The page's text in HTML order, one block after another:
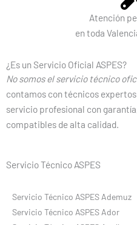
Atención
en toda
¿Es un Servicio Oficial ASPES?
No somos el servicio técnico
contamos con técnicos
servicio profesional con
compatibles de alta calidad.
Servicio Técnico ASPES
Servicio Técnico ASPES Ademuz
Servicio Técnico ASPES Ador